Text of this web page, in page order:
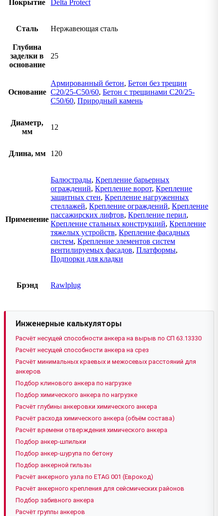
Покрытие Delta Protect
Сталь Нержавеющая сталь
Глубина
заделки в
основание
25
Основание
Армированный бетон, Бетон без трещин
C20/25-C50/60, Бетон с трещинами C20/25-
C50/60, Природный камень
Диаметр,
мм
12
Длина, мм 120
Применение
Балюстрады, Крепление барьерных
ограждений, Крепление ворот, Крепление
защитных стен, Крепление нагруженных
стеллажей, Крепление ограждений, Крепление
пассажирских лифтов, Крепление перил,
Крепление стальных конструкций, Крепление
тяжелых устройств, Крепление фасадных
систем, Крепление элементов систем
вентилируемых фасадов, Платформы,
Подпорки для кладки
Брэнд Rawlplug
Инженерные калькуляторы
Расчёт несущей способности анкера на вырыв по СП 63.13330
Расчёт несущей способности анкера на срез
Расчёт минимальных краевых и межосевых расстояний для
анкеров
Подбор клинового анкера по нагрузке
Подбор химического анкера по нагрузке
Расчёт глубины анкеровки химического анкера
Расчёт расхода химического анкера (объём состава)
Расчёт времени отверждения химического анкера
Подбор анкер-шпильки
Подбор анкер-шурупа по бетону
Подбор анкерной гильзы
Расчёт анкерного узла по ETAG 001 (Еврокод)
Расчёт анкерного крепления для сейсмических районов
Подбор забивного анкера
Расчёт группы анкеров